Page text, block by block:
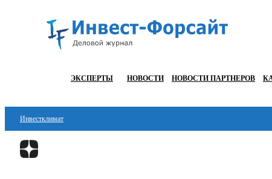
ЭКСПЕРТЫ НОВОСТИ НОВОСТИ ПАРТНЕРОВ
Инвестклимат
Финансы